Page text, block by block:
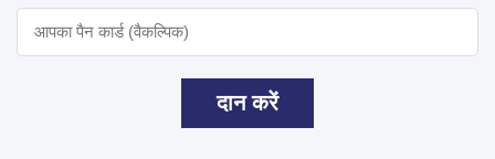
दान करें